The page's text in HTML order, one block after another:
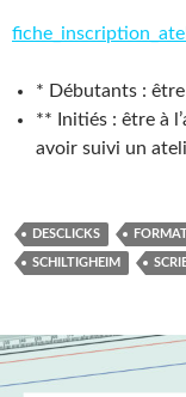
* Débutants :
** Initiés : être à
avoir suivi un
DESCLICKS
SCHILTIGHEIM